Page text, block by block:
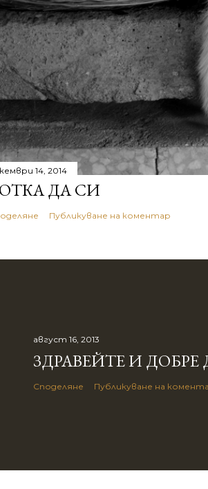
14, 2014
ДА СИ
Публикуване на коментар
август 16, 2013
ЗДРАВЕЙТЕ И
Споделяне Публикуване на